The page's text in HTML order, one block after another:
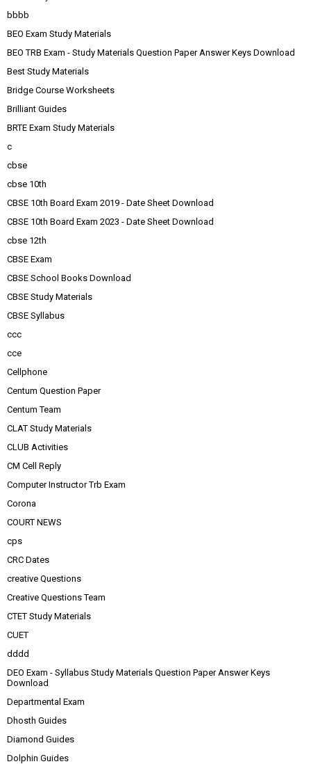
bbbb
BEO Exam Study Materials
BEO TRB Exam - Study Materials Question Paper Answer Keys Download
Best Study Materials
Bridge Course Worksheets
Brilliant Guides
BRTE Exam Study Materials
c
cbse
cbse 10th
CBSE 10th Board Exam 2019 - Date Sheet Download
CBSE 10th Board Exam 2023 - Date Sheet Download
cbse 12th
CBSE Exam
CBSE School Books Download
CBSE Study Materials
CBSE Syllabus
ccc
cce
Cellphone
Centum Question Paper
Centum Team
CLAT Study Materials
CLUB Activities
CM Cell Reply
Computer Instructor Trb Exam
Corona
COURT NEWS
cps
CRC Dates
creative Questions
Creative Questions Team
CTET Study Materials
CUET
dddd
DEO Exam - Syllabus Study Materials Question Paper Answer Keys
Download
Departmental Exam
Dhosth Guides
Diamond Guides
Dolphin Guides